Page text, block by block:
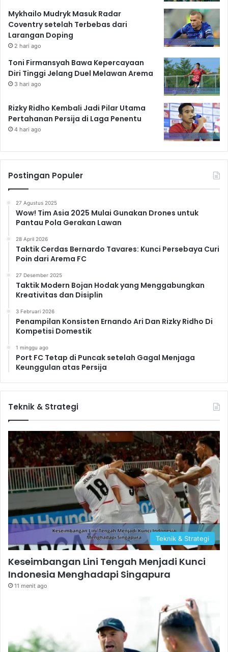
Mykhailo Mudryk Masuk Radar
Coventry setelah Terbebas dari
Larangan Doping
2 hari ago
Toni Firmansyah Bawa Kepercayaan
Diri Tinggi Jelang Duel Melawan Arema
3 hari ago
Rizky Ridho Kembali Jadi Pilar Utama
Pertahanan Persija di Laga Penentu
4 hari ago
Postingan Populer
27 Agustus 2025
Wow! Tim Asia 2025 Mulai Gunakan Drones untuk
Pantau Pola Gerakan Lawan
28 April 2026
Taktik Cerdas Bernardo Tavares: Kunci Persebaya Curi
Poin dari Arema FC
27 Desember 2025
Taktik Modern Bojan Hodak yang Menggabungkan
Kreativitas dan Disiplin
3 Februari 2026
Penampilan Konsisten Ernando Ari Dan Rizky Ridho Di
Kompetisi Domestik
1 minggu ago
Port FC Tetap di Puncak setelah Gagal Menjaga
Keunggulan atas Persija
Teknik & Strategi
Teknik & Strategi
Keseimbangan Lini Tengah Menjadi Kunci
Indonesia Menghadapi Singapura
11 menit ago